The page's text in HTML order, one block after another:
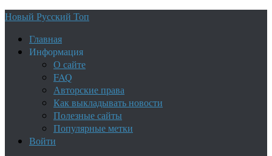
Новый Русский Топ
Главная
Информация
О сайте
FAQ
Авторские права
Как выкладывать новости
Полезные сайты
Популярные метки
Войти